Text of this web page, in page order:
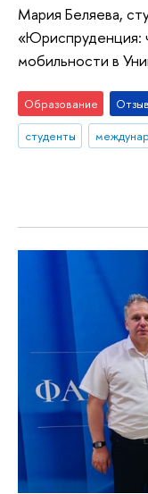
Мария Беляева,
«Юриспруденция:
мобильности в
Образование
студенты